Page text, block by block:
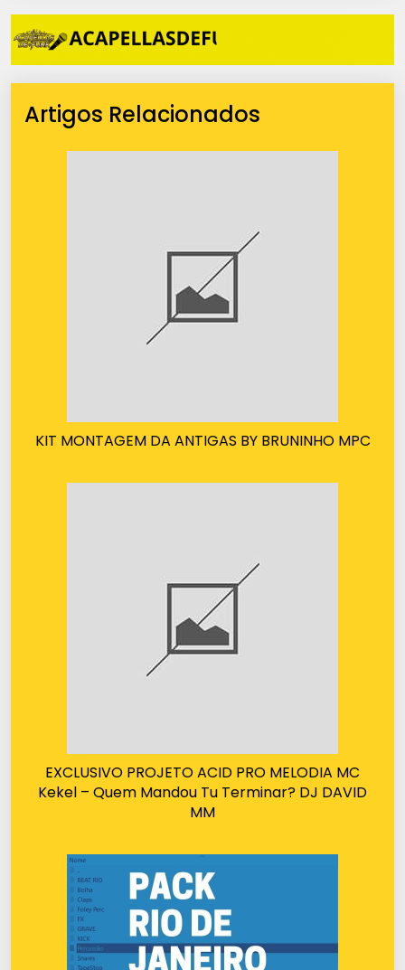
Artigos Relacionados
KIT MONTAGEM DA ANTIGAS BY BRUNINHO MPC
EXCLUSIVO PROJETO ACID PRO MELODIA MC
Kekel – Quem Mandou Tu Terminar? DJ DAVID
MM